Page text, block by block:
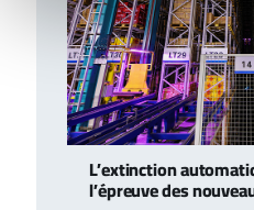
L’extinction
l’épreuve des